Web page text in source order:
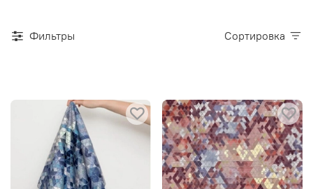
Фильтры Сортировка